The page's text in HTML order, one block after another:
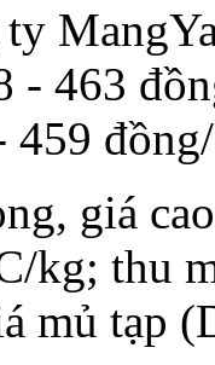
- 463
459
giá
kg; thu
mủ tạp